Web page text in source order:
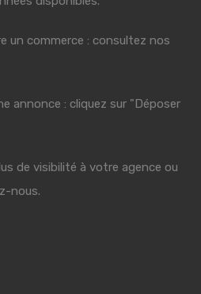
un commerce : consultez nos
annonce : cliquez sur "Déposer
de visibilité à votre agence ou
nous.